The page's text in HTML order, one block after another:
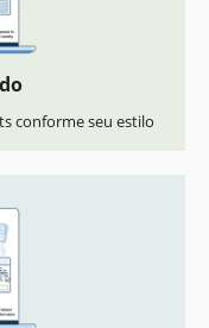
conforme seu estilo